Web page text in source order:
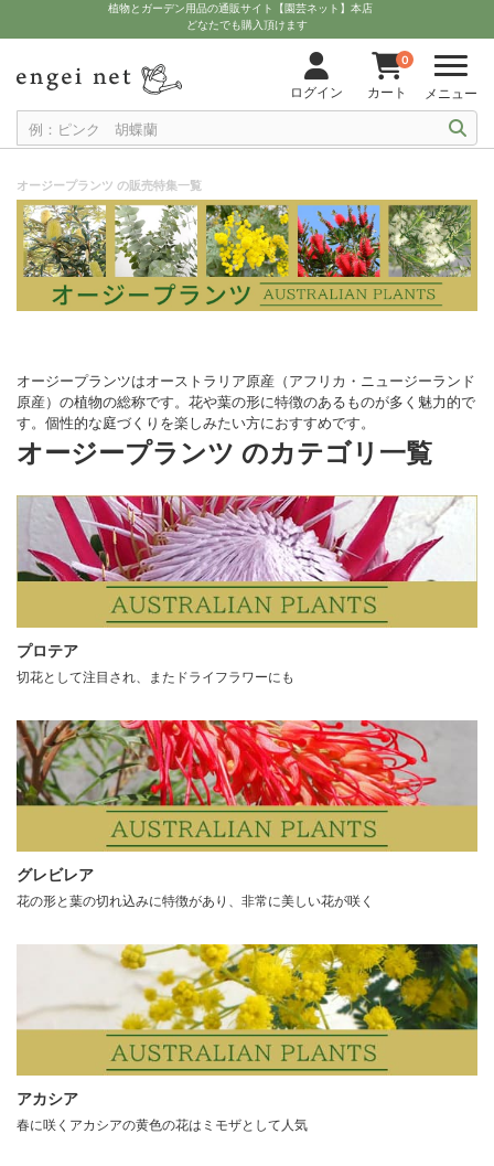
植物とガーデン用品の通販サイト【園芸ネット】本店
どなたでも購入頂けます
ログイン
0
カート メニュー
オージープランツ の販売特集一覧
オージープランツはオーストラリア原産（アフリカ・ニュージーランド
原産）の植物の総称です。花や葉の形に特徴のあるものが多く魅力的で
す。個性的な庭づくりを楽しみたい方におすすめです。
オージープランツ のカテゴリ一覧
プロテア
切花として注目され、またドライフラワーにも
グレビレア
花の形と葉の切れ込みに特徴があり、非常に美しい花が咲く
アカシア
春に咲くアカシアの黄色の花はミモザとして人気